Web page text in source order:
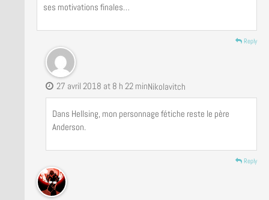
ses motivations finales…
Reply
Nikolavitch
27 avril 2018 at 8 h 22 min
Dans Hellsing, mon personnage fétiche reste le père
Anderson.
Reply